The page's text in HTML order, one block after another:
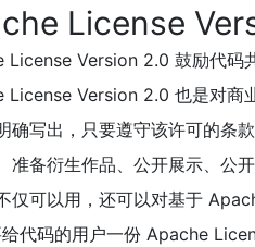
License
License Version 2.0 鼓励代码
License Version 2.0 也是对商
确写出，只要遵守该许可的条
准备衍生作品、公开展示、公
仅可以用，还可以对基于
代码的用户一份 Apache